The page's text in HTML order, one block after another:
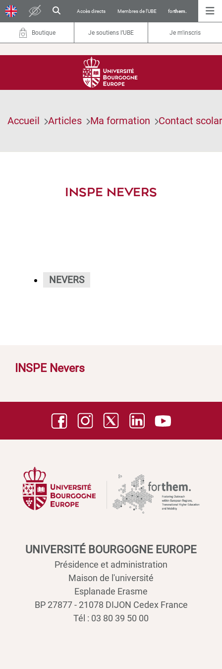
Accès directs Membres de l’UBE forthem.
Boutique Je soutiens l’UBE Je m'inscris
Accueil Articles Ma formation Contact
INSPE Nevers
INSPE NEVERS
NEVERS
UNIVERSITÉ BOURGOGNE EUROPE
Présidence et administration
Maison de l'université
Esplanade Erasme
BP 27877 - 21078 DIJON Cedex France
Tél : 03 80 39 50 00